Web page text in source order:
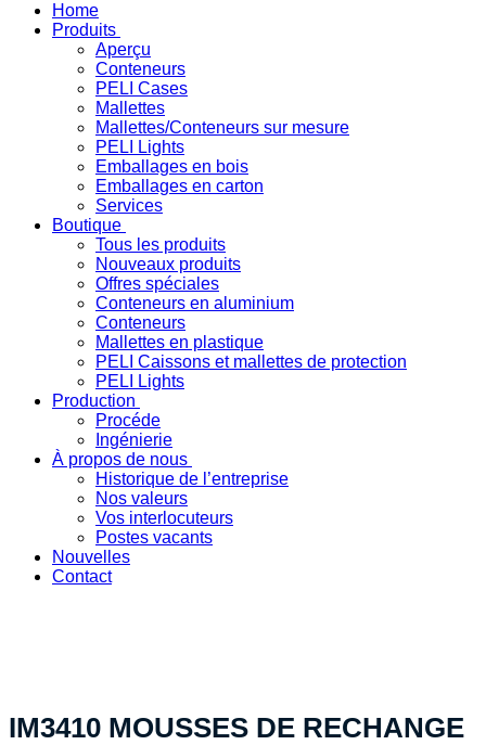
Home
Produits
Aperçu
Conteneurs
PELI Cases
Mallettes
Mallettes/Conteneurs sur mesure
PELI Lights
Emballages en bois
Emballages en carton
Services
Boutique
Tous les produits
Nouveaux produits
Offres spéciales
Conteneurs en aluminium
Conteneurs
Mallettes en plastique
PELI Caissons et mallettes de protection
PELI Lights
Production
Procéde
Ingénierie
À propos de nous
Historique de l’entreprise
Nos valeurs
Vos interlocuteurs
Postes vacants
Nouvelles
Contact
IM3410 MOUSSES DE RECHANGE